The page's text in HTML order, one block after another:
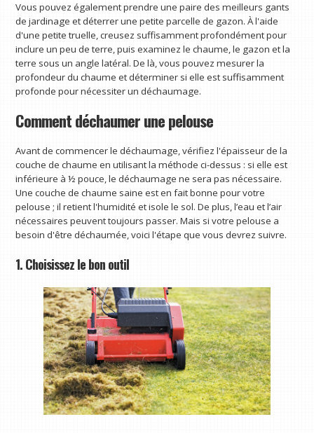
Vous pouvez également prendre une paire des meilleurs gants
de jardinage et déterrer une petite parcelle de gazon. À l'aide
d'une petite truelle, creusez suffisamment profondément pour
inclure un peu de terre, puis examinez le chaume, le gazon et la
terre sous un angle latéral. De là, vous pouvez mesurer la
profondeur du chaume et déterminer si elle est suffisamment
profonde pour nécessiter un déchaumage.
Comment déchaumer une pelouse
Avant de commencer le déchaumage, vérifiez l'épaisseur de la
couche de chaume en utilisant la méthode ci-dessus : si elle est
inférieure à ½ pouce, le déchaumage ne sera pas nécessaire.
Une couche de chaume saine est en fait bonne pour votre
pelouse ; il retient l'humidité et isole le sol. De plus, l’eau et l’air
nécessaires peuvent toujours passer. Mais si votre pelouse a
besoin d'être déchaumée, voici l'étape que vous devrez suivre.
1. Choisissez le bon outil